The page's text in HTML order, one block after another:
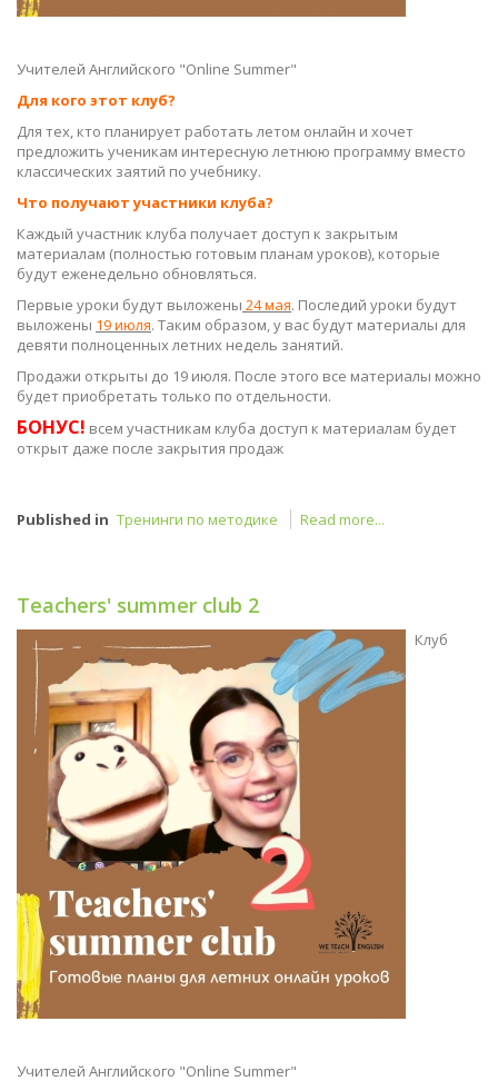
Учителей Английского "Online Summer"
Для кого этот клуб?
Для тех, кто планирует работать летом онлайн и хочет
предложить ученикам интересную летнюю программу вместо
классических заятий по учебнику.
Что получают участники клуба?
Каждый участник клуба получает доступ к закрытым
материалам (полностью готовым планам уроков), которые
будут еженедельно обновляться.
Первые уроки будут выложены 24 мая. Последий уроки будут
выложены 19 июля. Таким образом, у вас будут материалы для
девяти полноценных летних недель занятий.
Продажи открыты до 19 июля. После этого все материалы можно
будет приобретать только по отдельности.
БОНУС! всем участникам клуба доступ к материалам будет
открыт даже после закрытия продаж
Published in Тренинги по методике Read more...
Teachers' summer club 2
Клуб
Учителей Английского "Online Summer"